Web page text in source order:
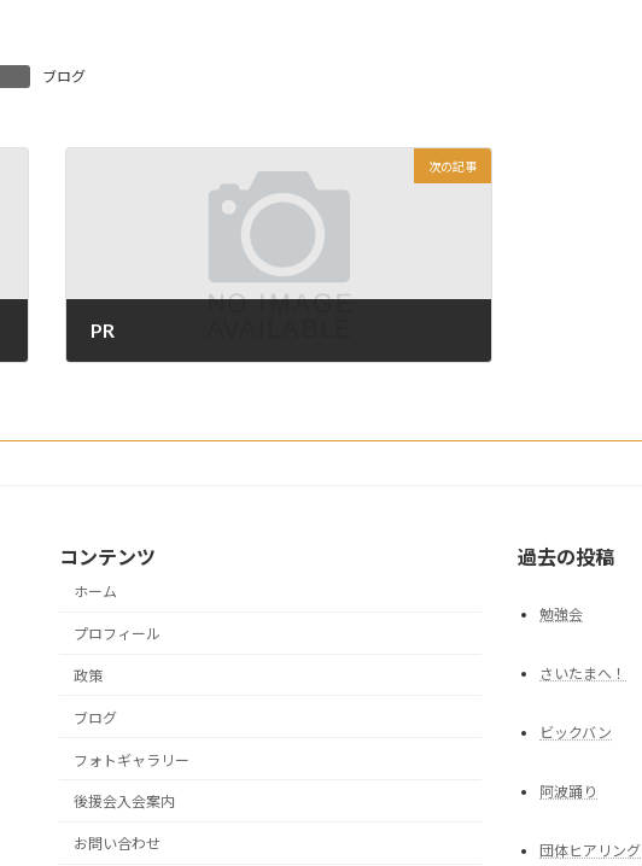
ブログ
次の記事
PR
コンテンツ
ホーム
プロフィール
政策
ブログ
フォトギャラリー
後援会入会案内
お問い合わせ
過去の投稿
勉強会
さいたまへ！
ビックバン
阿波踊り
団体ヒアリング